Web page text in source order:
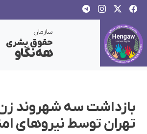
سازمان
حقوق بشری
هەنگاو
بازداشت سه شهروند
تهران توسط نیروهای